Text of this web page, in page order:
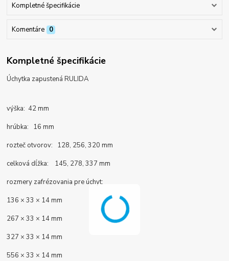
Kompletné špecifikácie
Komentáre 0
Kompletné špecifikácie
Úchytka zapustená RULIDA
výška: 42 mm
hrúbka: 16 mm
rozteč otvorov: 128, 256, 320 mm
celková dĺžka: 145, 278, 337 mm
rozmery zafrézovania pre úchyt:
136 × 33 × 14 mm
267 × 33 × 14 mm
327 × 33 × 14 mm
556 × 33 × 14 mm